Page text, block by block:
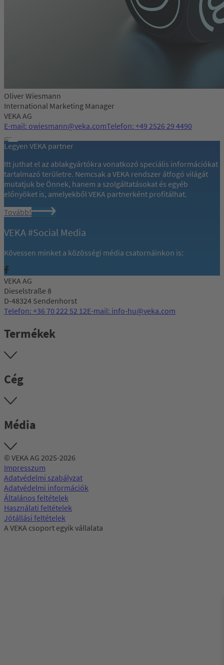
Oliver Wiesmann
International Marketing Manager
VEKA AG
E-mail: owiesmann@veka.comTelefon: +49 2526 29 4490
Legyen VEKA partner
Itt juthat el az ablakgyártókra vonatkozó speciális információkat
tartalmazó területre. Nemcsak a VEKA rendszer átfogó világát
mutatjuk be Önnek, hanem a szolgáltatásokat és egyéb
előnyöket is, amelyekből VEKA partnerként profitálhat.
Tovább!
VEKA #Social Media
Kövessen minket a közösségi média csatornáinkon is:
VEKA AG
Dieselstraße 8
D-48324 Sendenhorst
Telefon: +36 70 222 52 12E-mail: info-hu@veka.com
Termékek
Cég
Média
© VEKA AG 2025-2026
Impresszum
Adatvédelmi szabályzat
Adatvédelmi információk
Általános feltételek
Használati feltételek
Jótállási feltételek
A VEKA csoport egyik vállalata